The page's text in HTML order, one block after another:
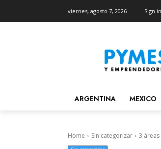
viernes, agosto 7, 2026 Sign
ARGENTINA MEXICO
Home Sin categorizar 3